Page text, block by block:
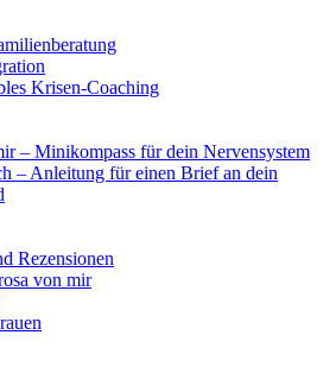
Krisen-Coaching
– Minikompass für dein Nervensystem
– Anleitung für einen Brief an dein
Rezensionen
von mir